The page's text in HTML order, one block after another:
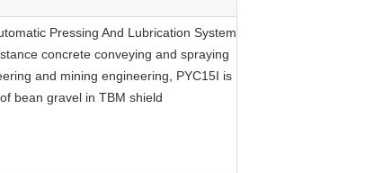
Pressing And Lubrication System
concrete conveying and spraying
and mining engineering, PYC15I is
bean gravel in TBM shield